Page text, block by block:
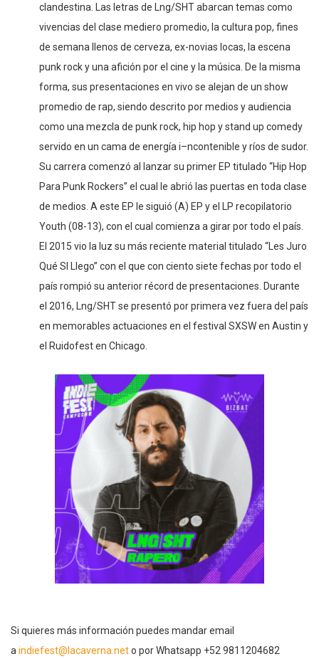
clandestina. Las letras de Lng/SHT abarcan temas como
vivencias del clase mediero promedio, la cultura pop, fines
de semana llenos de cerveza, ex-novias locas, la escena
punk rock y una afición por el cine y la música. De la misma
forma, sus presentaciones en vivo se alejan de un show
promedio de rap, siendo descrito por medios y audiencia
como una mezcla de punk rock, hip hop y stand up comedy
servido en un cama de energía i–ncontenible y ríos de sudor.
Su carrera comenzó al lanzar su primer EP titulado “Hip Hop
Para Punk Rockers” el cual le abrió las puertas en toda clase
de medios. A este EP le siguió (A) EP y el LP recopilatorio
Youth (08-13), con el cual comienza a girar por todo el país.
El 2015 vio la luz su más reciente material titulado “Les Juro
Qué SI Llego” con el que con ciento siete fechas por todo el
país rompió su anterior récord de presentaciones. Durante
el 2016, Lng/SHT se presentó por primera vez fuera del país
en memorables actuaciones en el festival SXSW en Austin y
el Ruidofest en Chicago.
Si quieres más información puedes mandar email
a indiefest@lacaverna.neto por Whatsapp +52 9811204682